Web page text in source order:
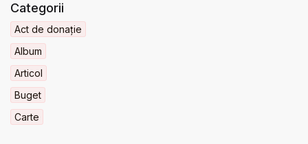
Categorii
Act de donație
Album
Articol
Buget
Carte